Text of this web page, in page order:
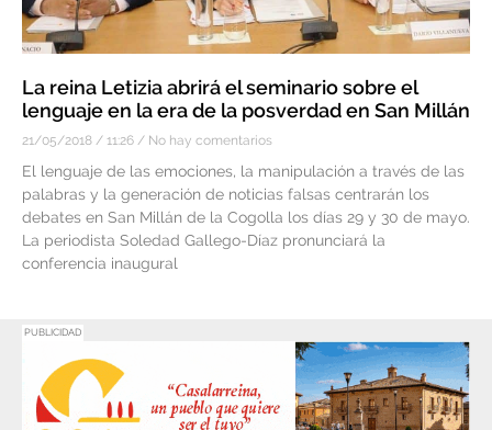
La reina Letizia abrirá el seminario sobre el
lenguaje en la era de la posverdad en San Millán
21/05/2018 11:26 No hay comentarios
El lenguaje de las emociones, la manipulación a través de las
palabras y la generación de noticias falsas centrarán los
debates en San Millán de la Cogolla los días 29 y 30 de mayo.
La periodista Soledad Gallego-Díaz pronunciará la
conferencia inaugural
PUBLICIDAD